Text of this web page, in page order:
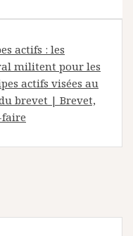
actifs : les
militent pour les
actifs visées au
brevet | Brevet,
faire